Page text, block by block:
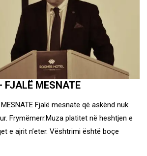
FJALË MESNATE
MESNATE Fjalë mesnate që askënd nuk
Frymëmerr.Muza platitet në heshtjen e
e ajrit n’eter. Vështrimi është boçe